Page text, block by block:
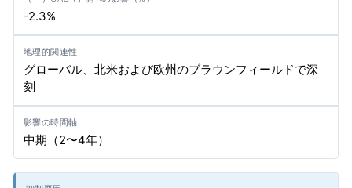
-2.3%
グローバル、北米および欧州のブラウンフィールドで深
刻
中期（2〜4年）